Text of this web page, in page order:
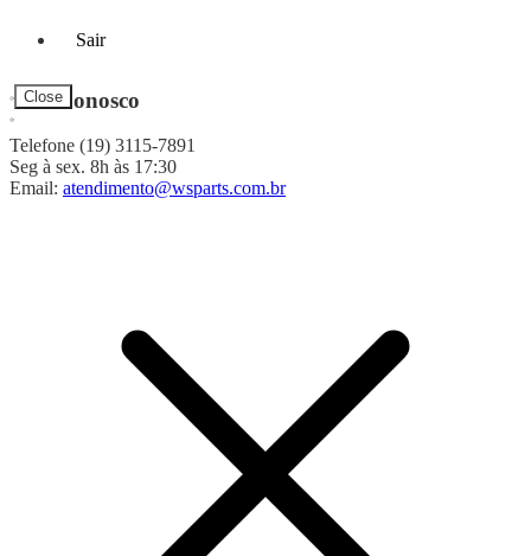
Sair
Close
Fale Conosco
Telefone (19) 3115-7891
Seg à sex. 8h às 17:30
Email: atendimento@wsparts.com.br